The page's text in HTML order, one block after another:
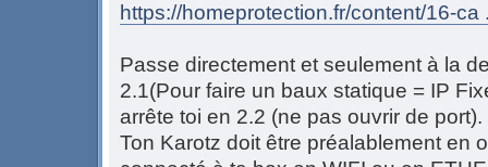
https://homeprotection.fr/content/16-ca
Passe directement et seulement à la
2.1(Pour faire un baux statique = IP
arrête toi en 2.2 (ne pas ouvrir de port).
Ton Karotz doit être préalablement en